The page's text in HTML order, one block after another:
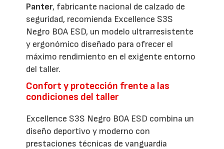
Panter, fabricante nacional de calzado de
seguridad, recomienda Excellence S3S
Negro BOA ESD, un modelo ultrarresistente
y ergonómico diseñado para ofrecer el
máximo rendimiento en el exigente entorno
del taller.
Confort y protección frente a las
condiciones del taller
Excellence S3S Negro BOA ESD combina un
diseño deportivo y moderno con
prestaciones técnicas de vanguardia